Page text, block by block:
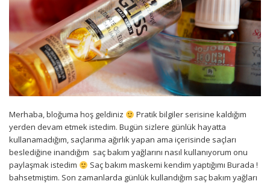
Merhaba, bloğuma hoş geldiniz
Pratik bilgiler serisine kaldığım
yerden devam etmek istedim. Bugün sizlere günlük hayatta
kullanamadığım, saçlarıma ağırlık yapan ama içerisinde saçları
beslediğine inandığım saç bakım yağlarını nasıl kullanıyorum onu
paylaşmak istedim
Saç bakım maskemi kendim yaptığımı Burada !
bahsetmiştim. Son zamanlarda günlük kullandığım saç bakım yağları